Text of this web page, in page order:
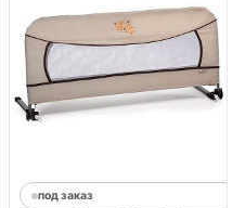
под заказ